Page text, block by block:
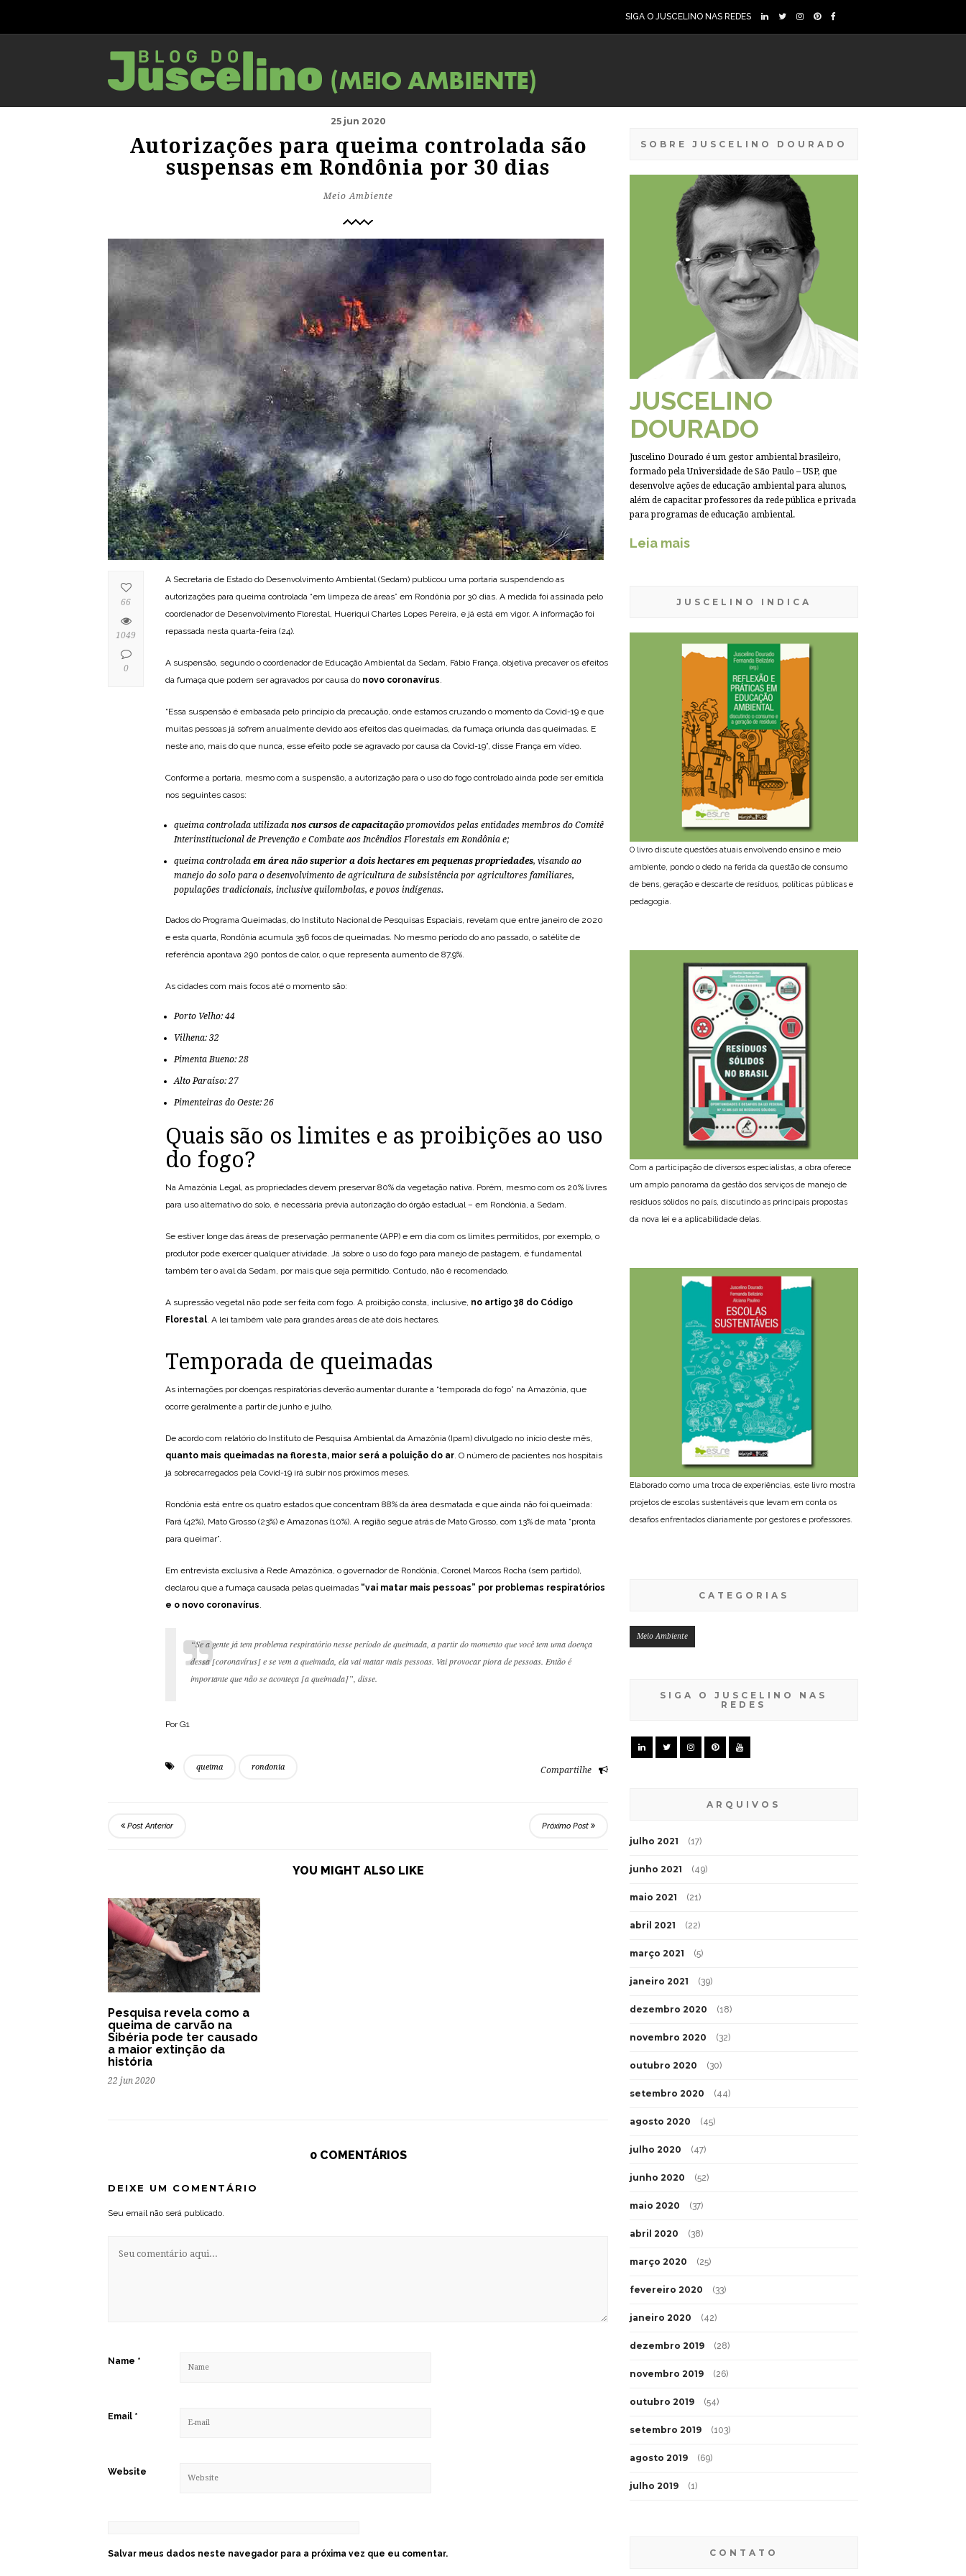
SIGA O JUSCELINO NAS REDES
25 jun 2020
Autorizações para queima controlada são
suspensas em Rondônia por 30 dias
Meio Ambiente
A Secretaria de Estado do Desenvolvimento Ambiental (Sedam) publicou uma portaria suspendendo as
autorizações para queima controlada “em limpeza de áreas” em Rondônia por 30 dias. A medida foi assinada pelo
coordenador de Desenvolvimento Florestal, Hueriqui Charles Lopes Pereira, e já está em vigor. A informação foi
repassada nesta quarta-feira (24).
A suspensão, segundo o coordenador de Educação Ambiental da Sedam, Fábio França, objetiva precaver os efeitos
da fumaça que podem ser agravados por causa do novo coronavírus.
“Essa suspensão é embasada pelo princípio da precaução, onde estamos cruzando o momento da Covid-19 e que
muitas pessoas já sofrem anualmente devido aos efeitos das queimadas, da fumaça oriunda das queimadas. E
neste ano, mais do que nunca, esse efeito pode se agravado por causa da Covid-19”, disse França em vídeo.
Conforme a portaria, mesmo com a suspensão, a autorização para o uso do fogo controlado ainda pode ser emitida
nos seguintes casos:
queima controlada utilizada nos cursos de capacitação promovidos pelas entidades membros do Comitê
Interinstitucional de Prevenção e Combate aos Incêndios Florestais em Rondônia e;
queima controlada em área não superior a dois hectares em pequenas propriedades, visando ao
manejo do solo para o desenvolvimento de agricultura de subsistência por agricultores familiares,
populações tradicionais, inclusive quilombolas, e povos indígenas.
Dados do Programa Queimadas, do Instituto Nacional de Pesquisas Espaciais, revelam que entre janeiro de 2020
e esta quarta, Rondônia acumula 356 focos de queimadas. No mesmo período do ano passado, o satélite de
referência apontava 290 pontos de calor, o que representa aumento de 87,9%.
As cidades com mais focos até o momento são:
Porto Velho: 44
Vilhena: 32
Pimenta Bueno: 28
Alto Paraíso: 27
Pimenteiras do Oeste: 26
Quais são os limites e as proibições ao uso
do fogo?
Na Amazônia Legal, as propriedades devem preservar 80% da vegetação nativa. Porém, mesmo com os 20% livres
para uso alternativo do solo, é necessária prévia autorização do órgão estadual – em Rondônia, a Sedam.
Se estiver longe das áreas de preservação permanente (APP) e em dia com os limites permitidos, por exemplo, o
produtor pode exercer qualquer atividade. Já sobre o uso do fogo para manejo de pastagem, é fundamental
também ter o aval da Sedam, por mais que seja permitido. Contudo, não é recomendado.
A supressão vegetal não pode ser feita com fogo. A proibição consta, inclusive, no artigo 38 do Código
Florestal. A lei também vale para grandes áreas de até dois hectares.
Temporada de queimadas
As internações por doenças respiratórias deverão aumentar durante a “temporada do fogo” na Amazônia, que
ocorre geralmente a partir de junho e julho.
De acordo com relatório do Instituto de Pesquisa Ambiental da Amazônia (Ipam) divulgado no início deste mês,
quanto mais queimadas na floresta, maior será a poluição do ar. O número de pacientes nos hospitais
já sobrecarregados pela Covid-19 irá subir nos próximos meses.
Rondônia está entre os quatro estados que concentram 88% da área desmatada e que ainda não foi queimada:
Pará (42%), Mato Grosso (23%) e Amazonas (10%). A região segue atrás de Mato Grosso, com 13% de mata “pronta
para queimar”.
Em entrevista exclusiva à Rede Amazônica, o governador de Rondônia, Coronel Marcos Rocha (sem partido),
declarou que a fumaça causada pelas queimadas “vai matar mais pessoas” por problemas respiratórios
e o novo coronavírus.
“Se a gente já tem problema respiratório nesse período de queimada, a partir do momento que você tem uma doença
dessa [coronavírus] e se vem a queimada, ela vai matar mais pessoas. Vai provocar piora de pessoas. Então é
importante que não se aconteça [a queimada]”, disse.
Por G1
queima rondonia Compartilhe
66
1049
0
Post Anterior Próximo Post
YOU MIGHT ALSO LIKE
Pesquisa revela como a
queima de carvão na
Sibéria pode ter causado
a maior extinção da
história
22 jun 2020
0 COMENTÁRIOS
DEIXE UM COMENTÁRIO
Seu email não será publicado.
Name *
Email *
Website
Salvar meus dados neste navegador para a próxima vez que eu comentar.
SOBRE JUSCELINO DOURADO
JUSCELINO
DOURADO
Juscelino Dourado é um gestor ambiental brasileiro,
formado pela Universidade de São Paulo – USP, que
desenvolve ações de educação ambiental para alunos,
além de capacitar professores da rede pública e privada
para programas de educação ambiental.
Leia mais
JUSCELINO INDICA
O livro discute questões atuais envolvendo ensino e meio
ambiente, pondo o dedo na ferida da questão de consumo
de bens, geração e descarte de resíduos, políticas públicas e
pedagogia.
Com a participação de diversos especialistas, a obra oferece
um amplo panorama da gestão dos serviços de manejo de
resíduos sólidos no país, discutindo as principais propostas
da nova lei e a aplicabilidade delas.
Elaborado como uma troca de experiências, este livro mostra
projetos de escolas sustentáveis que levam em conta os
desafios enfrentados diariamente por gestores e professores.
CATEGORIAS
Meio Ambiente
SIGA O JUSCELINO NAS
REDES
ARQUIVOS
julho 2021 (17)
junho 2021 (49)
maio 2021 (21)
abril 2021 (22)
março 2021 (5)
janeiro 2021 (39)
dezembro 2020 (18)
novembro 2020 (32)
outubro 2020 (30)
setembro 2020 (44)
agosto 2020 (45)
julho 2020 (47)
junho 2020 (52)
maio 2020 (37)
abril 2020 (38)
março 2020 (25)
fevereiro 2020 (33)
janeiro 2020 (42)
dezembro 2019 (28)
novembro 2019 (26)
outubro 2019 (54)
setembro 2019 (103)
agosto 2019 (69)
julho 2019 (1)
CONTATO